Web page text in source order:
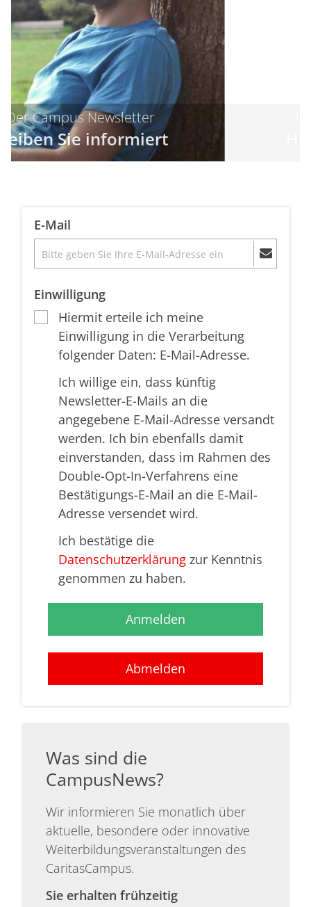
Der Campus Newsletter
Highlights & Specials
E-Mail
Einwilligung
Hiermit erteile ich meine
Einwilligung in die Verarbeitung
folgender Daten: E-Mail-Adresse.
Ich willige ein, dass künftig
Newsletter-E-Mails an die
angegebene E-Mail-Adresse versandt
werden. Ich bin ebenfalls damit
einverstanden, dass im Rahmen des
Double-Opt-In-Verfahrens eine
Bestätigungs-E-Mail an die E-Mail-
Adresse versendet wird.
Ich bestätige die
Datenschutzerklärungzur Kenntnis
genommen zu haben.
Anmelden
Abmelden
Was sind die
CampusNews?
Wir informieren Sie monatlich über
aktuelle, besondere oder innovative
Weiterbildungsveranstaltungen des
CaritasCampus.
Sie erhalten frühzeitig